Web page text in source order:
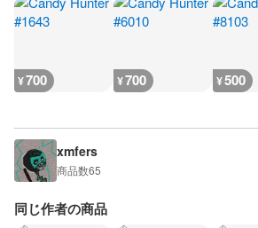
¥700 ¥700 ¥500
xmfers
商品数65
同じ作者の商品